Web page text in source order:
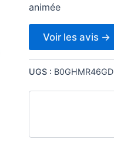
animée
Voir les avis →
UGS : B0GHMR46GD